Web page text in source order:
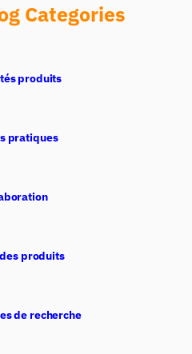
Categories
produits
pratiques
produits
de recherche